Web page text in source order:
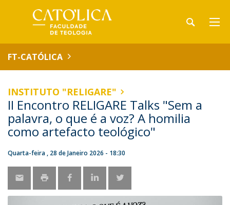
FT-CATÓLICA
INSTITUTO "RELIGARE"
II Encontro RELIGARE Talks "Sem a
palavra, o que é a voz? A homilia
como artefacto teológico"
Quarta-feira , 28 de Janeiro 2026 - 18:30